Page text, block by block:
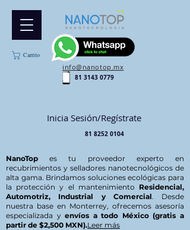
Carrito
info@nanotop.mx
81 3143 0779
Inicia Sesión/Regístrate
81 8252 0104
NanoTop es tu proveedor experto en
recubrimientos y selladores nanotecnológicos de
alta gama. Brindamos soluciones ecológicas para
la protección y el mantenimiento Residencial,
Automotriz, Industrial y Comercial. Desde
nuestra base en Monterrey, ofrecemos asesoría
especializada yenvíos a todo México (gratis a
partir de $2,500 MXN).Leer más